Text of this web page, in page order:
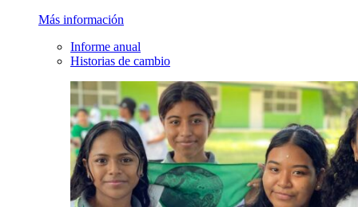
Más información
Informe anual
Historias de cambio